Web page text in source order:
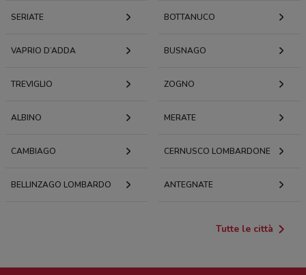
SERIATE BOTTANUCO
VAPRIO D’ADDA BUSNAGO
TREVIGLIO ZOGNO
ALBINO MERATE
CAMBIAGO CERNUSCO LOMBARDONE
BELLINZAGO LOMBARDO ANTEGNATE
Tutte le città